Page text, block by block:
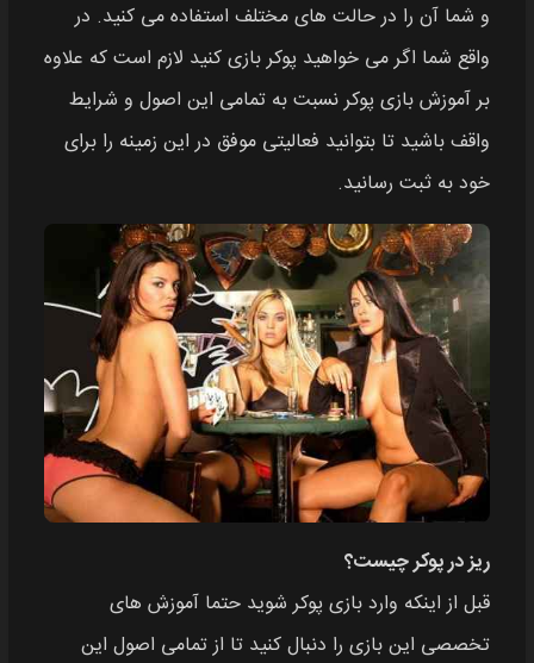
و شما آن را در حالت های مختلف استفاده می کنید. در
واقع شما اگر می خواهید پوکر بازی کنید لازم است که علاوه
بر آموزش بازی پوکر نسبت به تمامی این اصول و شرایط
واقف باشید تا بتوانید فعالیتی موفق در این زمینه را برای
خود به ثبت رسانید.
ریز در پوکر چیست؟
قبل از اینکه وارد بازی پوکر شوید حتما آموزش های
تخصصی این بازی را دنبال کنید تا از تمامی اصول این